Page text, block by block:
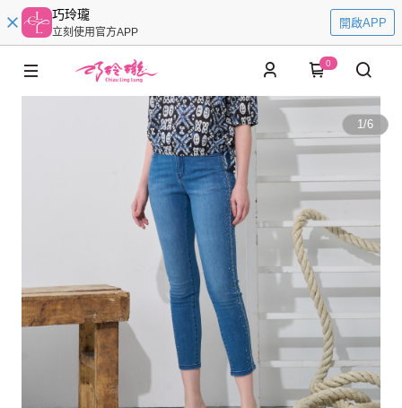
巧玲瓏
立刻使用官方APP
開啟APP
0
1/6